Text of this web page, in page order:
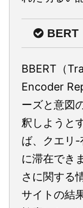
BERT
BBERT（
Encoder
ーズと意図
釈しようと
ば、クエリ-
に滞在でき
さに関する
サイトの結